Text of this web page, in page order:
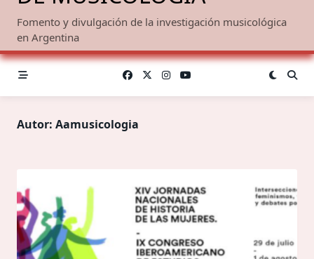
Fomento y divulgación de la investigación musicológica
en Argentina
Autor: Aamusicologia